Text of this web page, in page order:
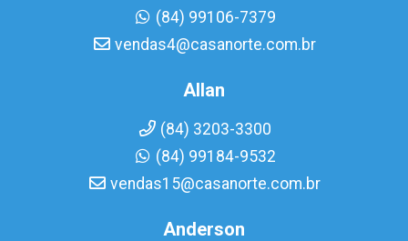
(84) 99106-7379
vendas4@casanorte.com.br
Allan
(84) 3203-3300
(84) 99184-9532
vendas15@casanorte.com.br
Anderson